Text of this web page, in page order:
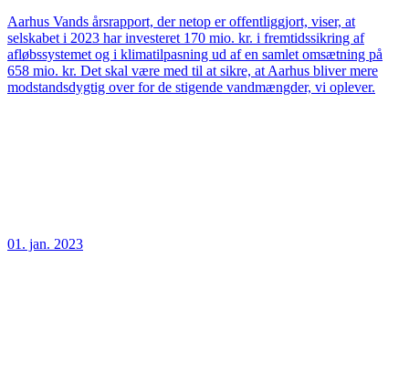
Aarhus Vands årsrapport, der netop er offentliggjort, viser, at
selskabet i 2023 har investeret 170 mio. kr. i fremtidssikring af
afløbssystemet og i klimatilpasning ud af en samlet omsætning på
658 mio. kr. Det skal være med til at sikre, at Aarhus bliver mere
modstandsdygtig over for de stigende vandmængder, vi oplever.
01. jan. 2023